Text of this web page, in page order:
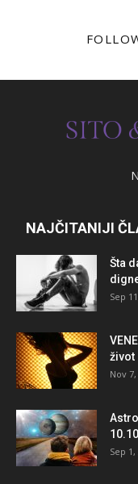
NAJČITANIJI
Šta
Sep
život
Nov
Sep 1,